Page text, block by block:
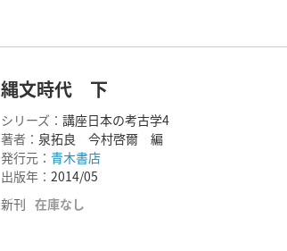
縄文時代 下
シリーズ： 講座日本の考古学4
著者： 泉拓良 今村啓爾 編
発行元： 青木書店
出版年： 2014/05
新刊 在庫なし